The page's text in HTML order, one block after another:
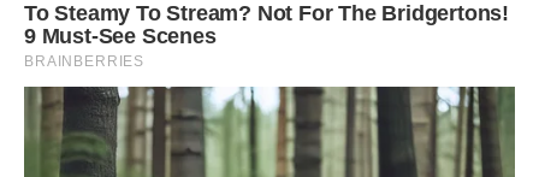
як із Костиком та Марійкою.